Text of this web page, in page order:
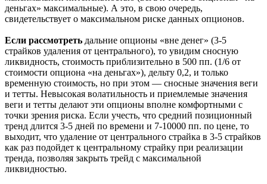
деньгах» максимальные). А это, в свою очередь,
свидетельствует о максимальном риске данных опционов.
Если рассмотреть дальние опционы «вне денег» (3-5
страйков удаления от центрального), то увидим сносную
ликвидность, стоимость приблизительно в 500 пп. (1/6 от
стоимости опциона «на деньгах»), дельту 0,2, и только
временную стоимость, но при этом — сносные значения веги
и тетты. Невысокая волатильность и приемлемые значения
веги и тетты делают эти опционы вполне комфортными с
точки зрения риска. Если учесть, что средний позиционный
тренд длится 3-5 дней по времени и 7-10000 пп. по цене, то
выходит, что удаление от центрального страйка в 3-5 страйков
как раз подойдет к центральному страйку при реализации
тренда, позволяя закрыть трейд с максимальной
ликвидностью.